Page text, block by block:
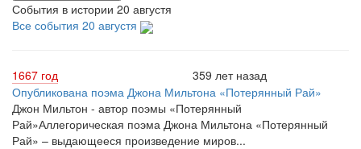
События в истории 20 августя
Все события 20 августя
1667 год
359 лет назад
Опубликована поэма Джона Мильтона «Потерянный Рай»
Джон Мильтон - автор поэмы «Потерянный
Рай»Аллегорическая поэма Джона Мильтона «Потерянный
Рай» – выдающееся произведение миров...